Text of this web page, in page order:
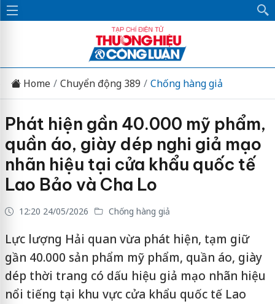
Home Chuyển động 389 Chống hàng giả
Phát hiện gần 40.000 mỹ phẩm,
quần áo, giày dép nghi giả mạo
nhãn hiệu tại cửa khẩu quốc tế
Lao Bảo và Cha Lo
12:20 24/05/2026 Chống hàng giả
Lực lượng Hải quan vừa phát hiện, tạm giữ
gần 40.000 sản phẩm mỹ phẩm, quần áo, giày
dép thời trang có dấu hiệu giả mạo nhãn hiệu
nổi tiếng tại khu vực cửa khẩu quốc tế Lao